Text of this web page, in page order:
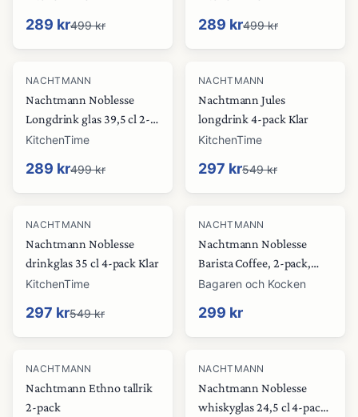
289 kr499 kr 289 kr499 kr
-42%
NACHTMANN
Nachtmann Noblesse
Longdrink glas 39,5 cl 2-
pack Mint
KitchenTime
289 kr499 kr
-46%
NACHTMANN
Nachtmann Jules
longdrink 4-pack Klar
KitchenTime
297 kr549 kr
-46%
NACHTMANN
Nachtmann Noblesse
drinkglas 35 cl 4-pack Klar
KitchenTime
297 kr549 kr
NACHTMANN
Nachtmann Noblesse
Barista Coffee, 2-pack,
klar
Bagaren och Kocken
299 kr
NACHTMANN
Nachtmann Ethno tallrik
2-pack
-46%
NACHTMANN
Nachtmann Noblesse
whiskyglas 24,5 cl 4-pack